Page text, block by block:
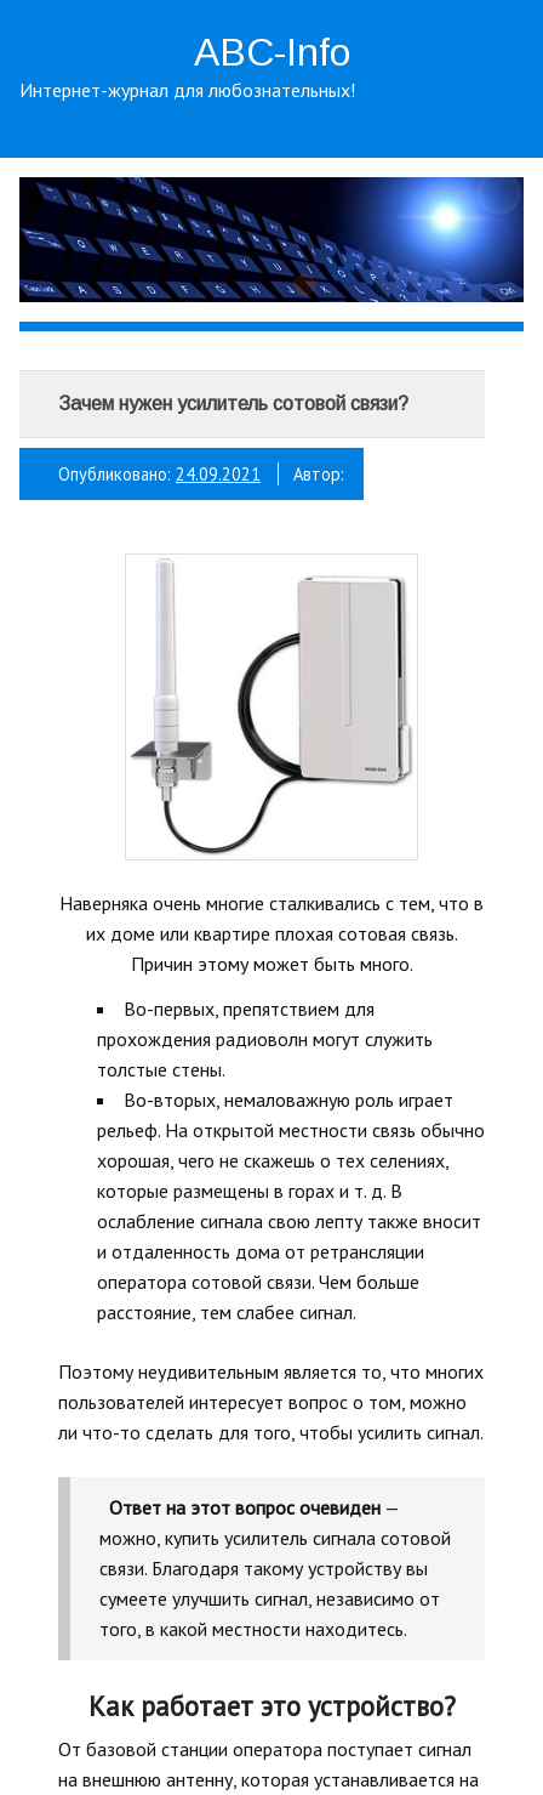
ABC-Info
Интернет-журнал для любознательных!
Зачем нужен усилитель сотовой связи?
Опубликовано: 24.09.2021 Автор:
Наверняка очень многие сталкивались с тем, что в
их доме или квартире плохая сотовая связь.
Причин этому может быть много.
Во-первых, препятствием для
прохождения радиоволн могут служить
толстые стены.
Во-вторых, немаловажную роль играет
рельеф. На открытой местности связь обычно
хорошая, чего не скажешь о тех селениях,
которые размещены в горах и т. д. В
ослабление сигнала свою лепту также вносит
и отдаленность дома от ретрансляции
оператора сотовой связи. Чем больше
расстояние, тем слабее сигнал.
Поэтому неудивительным является то, что многих
пользователей интересует вопрос о том, можно
ли что-то сделать для того, чтобы усилить сигнал.
Ответ на этот вопрос очевиден —
можно, купить усилитель сигнала сотовой
связи. Благодаря такому устройству вы
сумеете улучшить сигнал, независимо от
того, в какой местности находитесь.
Как работает это устройство?
От базовой станции оператора поступает сигнал
на внешнюю антенну, которая устанавливается на